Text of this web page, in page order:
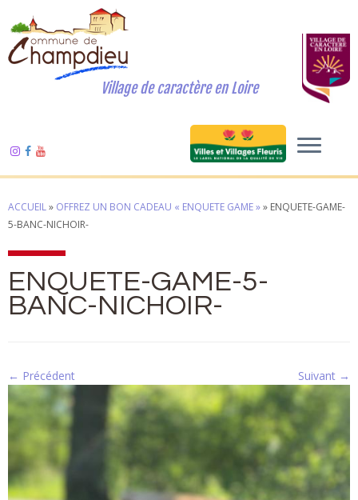
Village de caractère en Loire
ACCUEIL» OFFREZ UN BON CADEAU « ENQUETE GAME »» ENQUETE-GAME-
5-BANC-NICHOIR-
ENQUETE-GAME-5-
BANC-NICHOIR-
← Précédent Suivant →